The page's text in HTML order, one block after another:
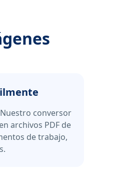
conversor
archivos PDF de
de trabajo,